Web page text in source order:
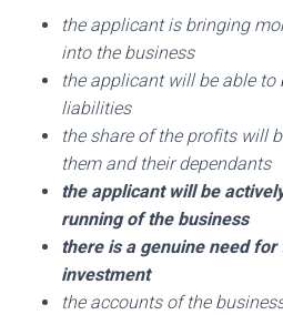
the applicant is bringing
into the business
the applicant will be able to
liabilities
the share of the profits will
them and their dependants
the applicant will be
running of the business
there is a genuine need
investment
the accounts of the